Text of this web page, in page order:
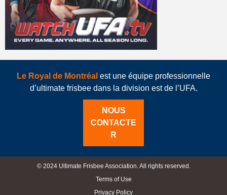
Le Royal de Montréal est une équipe professionnelle
d’ultimate frisbee dans la division est de l’UFA.
NOUS
CONTACTE
R
© 2024 Ultimate Frisbee Association. All rights reserved.
Terms of Use
Privacy Policy